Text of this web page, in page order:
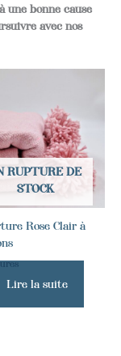
une bonne cause
avec nos
RUPTURE DE
STOCK
Rose Clair à
Lire la suite